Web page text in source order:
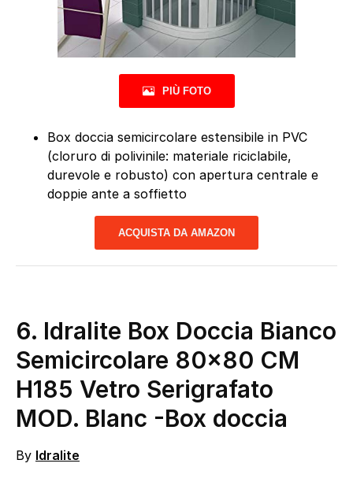
PIÙ FOTO
Box doccia semicircolare estensibile in PVC
(cloruro di polivinile: materiale riciclabile,
durevole e robusto) con apertura centrale e
doppie ante a soffietto
ACQUISTA DA AMAZON
6. Idralite Box Doccia Bianco
Semicircolare 80×80 CM
H185 Vetro Serigrafato
MOD. Blanc -Box doccia
By Idralite